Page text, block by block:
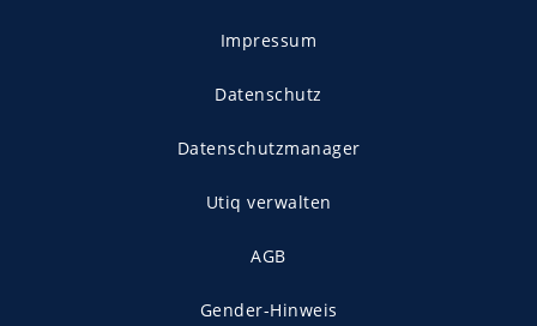
Impressum
Datenschutz
Datenschutzmanager
Utiq verwalten
AGB
Gender-Hinweis